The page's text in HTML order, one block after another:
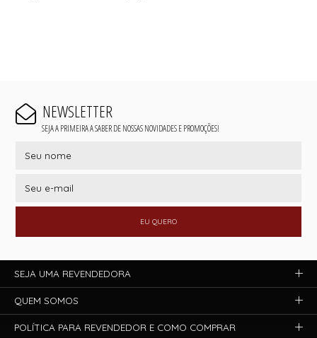
NEWSLETTER
SEJA A PRIMEIRA A SABER DE NOSSAS NOVIDADES E PROMOÇÕES!
EU QUERO
SEJA UMA REVENDEDORA
QUEM SOMOS
POLÍTICA PARA REVENDEDOR E COMO COMPRAR